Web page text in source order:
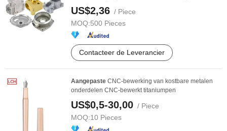
US$2,36 / Piece
MOQ:500 Pieces
Contacteer de Leverancier
Aangepaste CNC-bewerking van kostbare metalen
onderdelen CNC-bewerkt titaniumpen
US$0,5-30,00 / Piece
MOQ:10 Pieces